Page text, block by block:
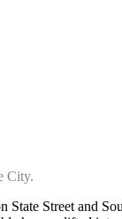
City.
Street and